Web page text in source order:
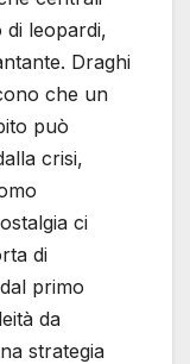
di leopardi,
Draghi
che un
può
crisi,
ci
di
primo
da
strategia